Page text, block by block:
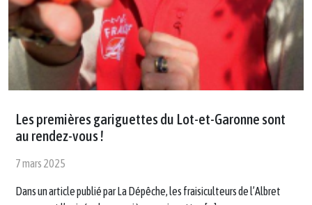
Les premières gariguettes du Lot-et-Garonne sont
au rendez-vous !
7 mars 2025
Dans un article publié par La Dépêche, les fraisiculteurs de l’Albret